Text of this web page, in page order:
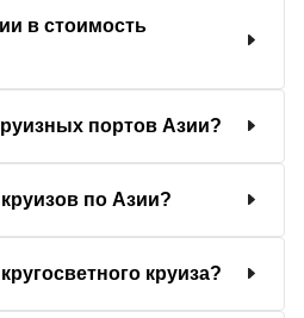
в стоимость
портов Азии?
по Азии?
круиза?